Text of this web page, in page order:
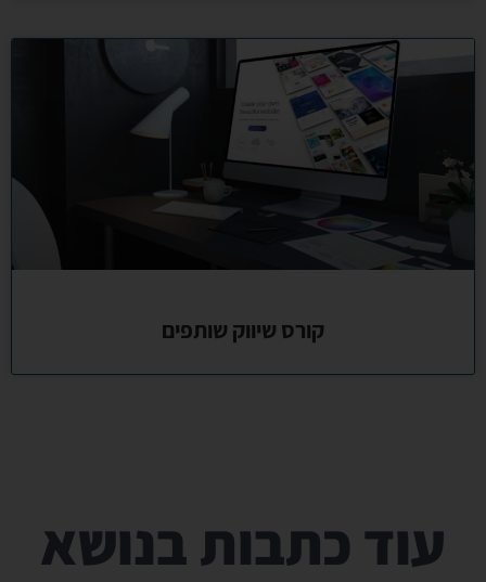
קורס שיווק שותפים
עוד כתבות בנושא